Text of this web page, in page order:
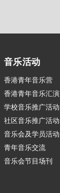
音乐活动
香港青年音乐营
香港青年音乐汇演
学校音乐推广活动
社区音乐推广活动
音乐会及学员活动
青年音乐交流
音乐会节目场刊